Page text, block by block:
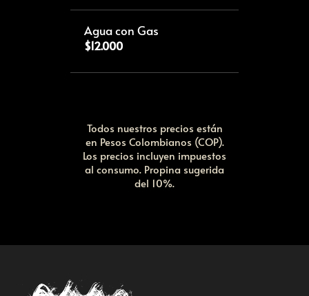
Agua con Gas
$12.000
Todos nuestros precios están
en Pesos Colombianos (COP).
Los precios incluyen impuestos
al consumo. Propina sugerida
del 10%.